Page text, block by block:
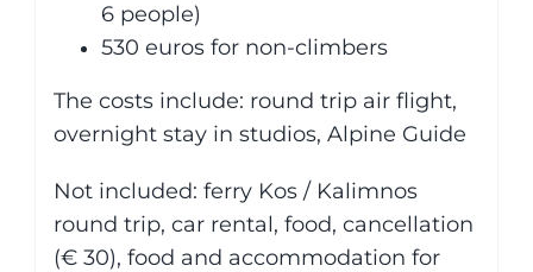
6 people)
530 euros for non-climbers
The costs include: round trip air flight,
overnight stay in studios, Alpine Guide
Not included: ferry Kos / Kalimnos
round trip, car rental, food, cancellation
(€ 30), food and accommodation for